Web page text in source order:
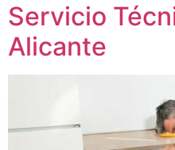
Servicio
Alicante